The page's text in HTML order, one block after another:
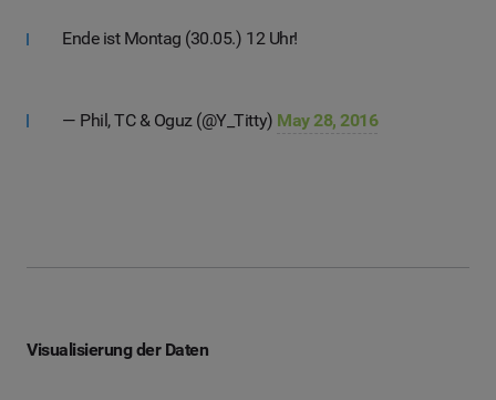
Ende ist Montag (30.05.) 12 Uhr!
— Phil, TC & Oguz (@Y_Titty) May 28, 2016
Visualisierung der Daten